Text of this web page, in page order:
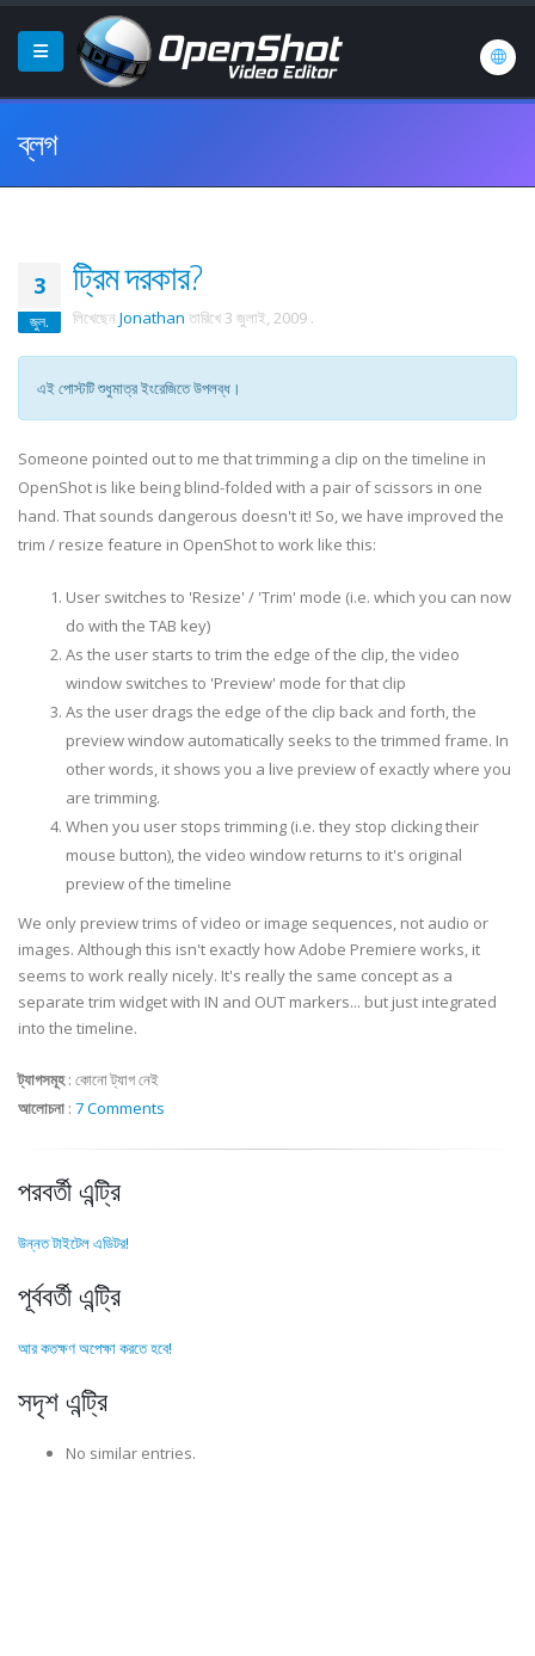
ব্লগ
3
জুল.
ট্রিম দরকার?
লিখেছেন Jonathan তারিখে 3 জুলাই, 2009 .
এই পোস্টটি শুধুমাত্র ইংরেজিতে উপলব্ধ।
Someone pointed out to me that trimming a clip on the timeline in
OpenShot is like being blind-folded with a pair of scissors in one
hand. That sounds dangerous doesn't it! So, we have improved the
trim / resize feature in OpenShot to work like this:
User switches to 'Resize' / 'Trim' mode (i.e. which you can now
do with the TAB key)
As the user starts to trim the edge of the clip, the video
window switches to 'Preview' mode for that clip
As the user drags the edge of the clip back and forth, the
preview window automatically seeks to the trimmed frame. In
other words, it shows you a live preview of exactly where you
are trimming.
When you user stops trimming (i.e. they stop clicking their
mouse button), the video window returns to it's original
preview of the timeline
We only preview trims of video or image sequences, not audio or
images. Although this isn't exactly how Adobe Premiere works, it
seems to work really nicely. It's really the same concept as a
separate trim widget with IN and OUT markers... but just integrated
into the timeline.
ট্যাগসমূহ: কোনো ট্যাগ নেই
আলোচনা : 7 Comments
পরবর্তী এন্ট্রি
উন্নত টাইটেল এডিটর!
পূর্ববর্তী এন্ট্রি
আর কতক্ষণ অপেক্ষা করতে হবে!
সদৃশ এন্ট্রি
No similar entries.